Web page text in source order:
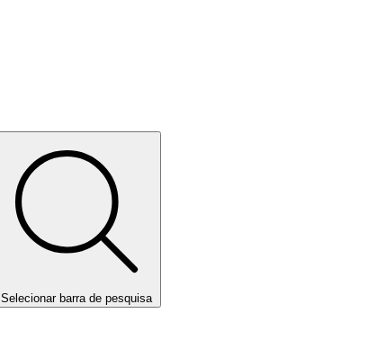
Selecionar barra de pesquisa